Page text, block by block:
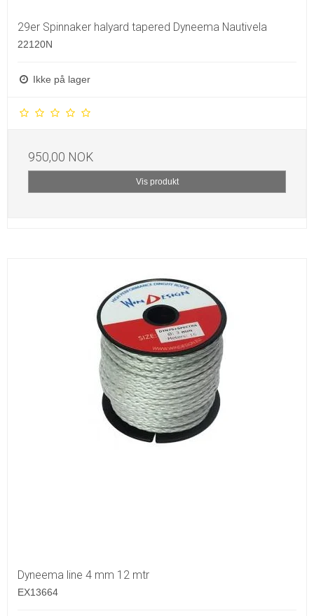
29er Spinnaker halyard tapered Dyneema Nautivela
22120N
Ikke på lager
950,00 NOK
Vis produkt
Dyneema line 4 mm 12 mtr
EX13664